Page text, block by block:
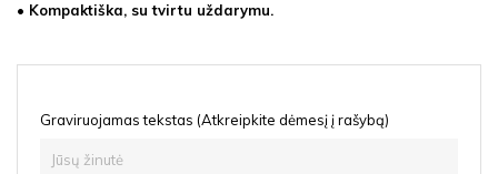
• Kompaktiška, su tvirtu uždarymu.
Graviruojamas tekstas (Atkreipkite dėmesį į rašybą)